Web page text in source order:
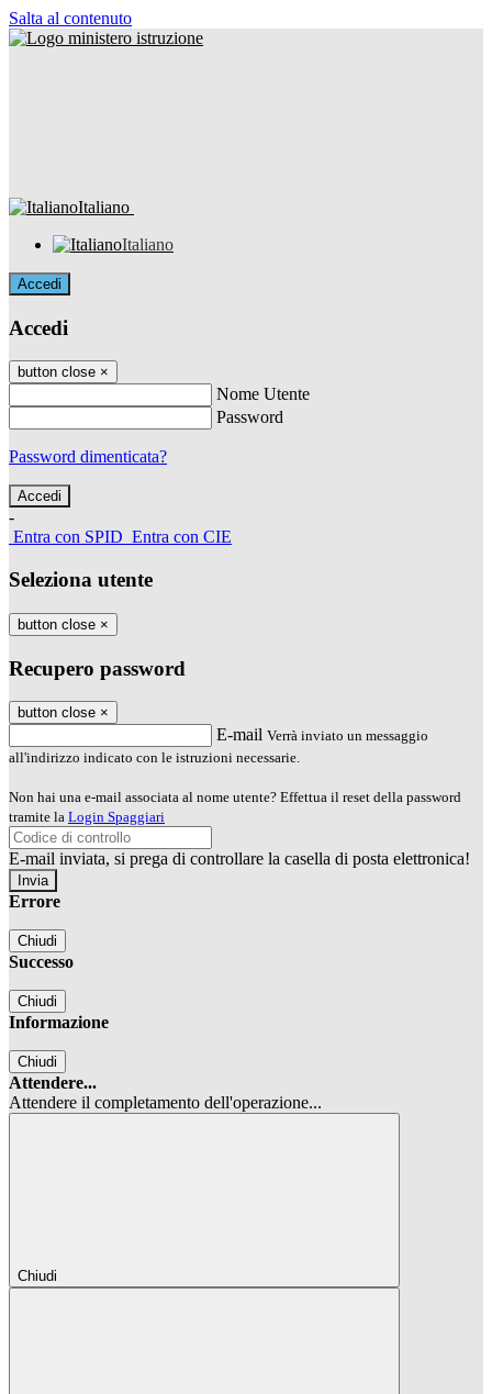
Salta al contenuto
Italiano
Italiano
Accedi
Accedi
button close ×
Nome Utente
Password
Password dimenticata?
-
Entra con SPID Entra con CIE
Seleziona utente
button close ×
Recupero password
button close ×
E-mail Verrà inviato un messaggio
all'indirizzo indicato con le istruzioni necessarie.
Non hai una e-mail associata al nome utente? Effettua il reset della password
tramite la Login Spaggiari
E-mail inviata, si prega di controllare la casella di posta elettronica!
Errore
Chiudi
Successo
Chiudi
Informazione
Chiudi
Attendere...
Attendere il completamento dell'operazione...
Chiudi